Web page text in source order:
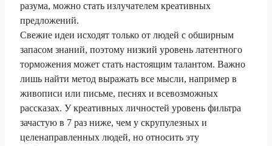
разума, можно стать излучателем креативных
предложений.
Свежие идеи исходят только от людей с обширным
запасом знаний, поэтому низкий уровень латентного
торможения может стать настоящим талантом. Важно
лишь найти метод выражать все мысли, например в
живописи или письме, песнях и всевозможных
рассказах. У креативных личностей уровень фильтра
зачастую в 7 раз ниже, чем у скрупулезных и
целенаправленных людей, но относить эту